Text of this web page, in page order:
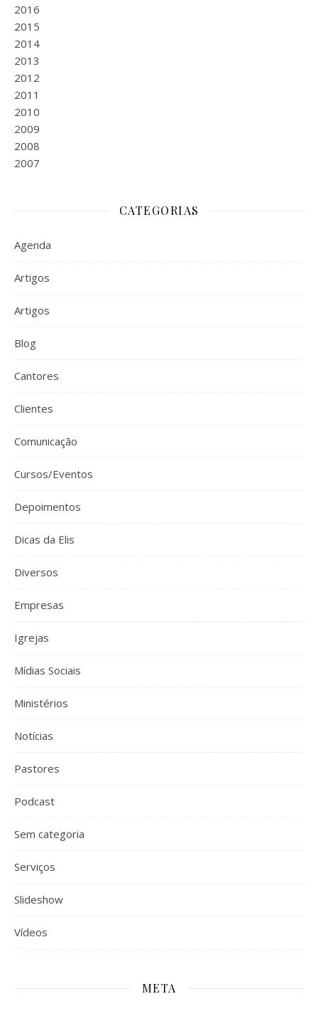
2016
2015
2014
2013
2012
2011
2010
2009
2008
2007
CATEGORIAS
Agenda
Artigos
Artigos
Blog
Cantores
Clientes
Comunicação
Cursos/Eventos
Depoimentos
Dicas da Elis
Diversos
Empresas
Igrejas
Mídias Sociais
Ministérios
Notícias
Pastores
Podcast
Sem categoria
Serviços
Slideshow
Vídeos
META